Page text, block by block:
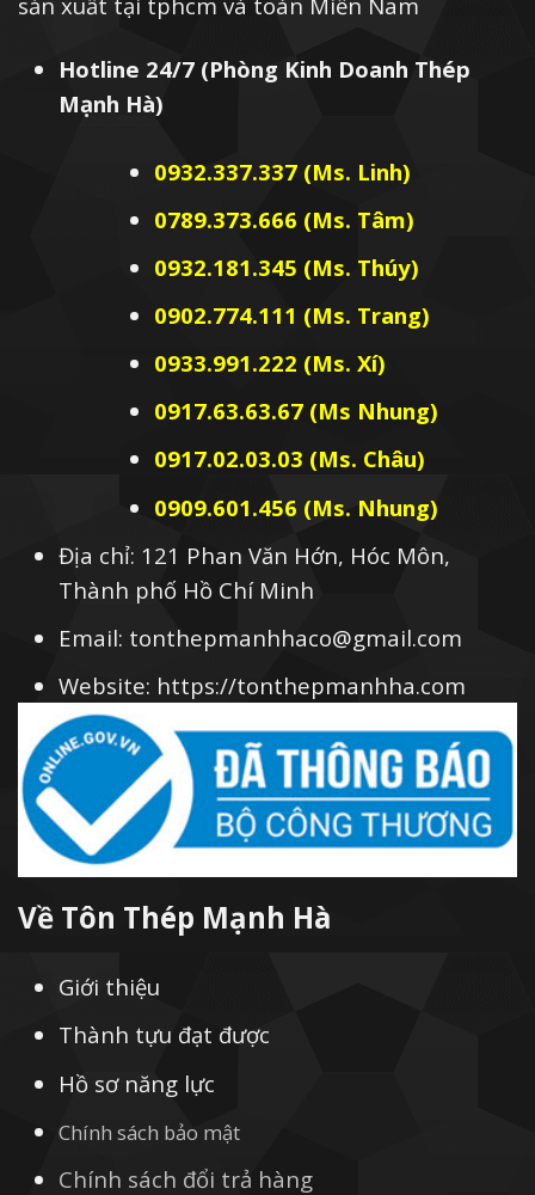
Hotline 24/7 (Phòng Kinh Doanh Thép
Mạnh Hà)
0932.337.337 (Ms. Linh)
0789.373.666 (Ms. Tâm)
0932.181.345 (Ms. Thúy)
0902.774.111 (Ms. Trang)
0933.991.222 (Ms. Xí)
0917.63.63.67 (Ms Nhung)
0917.02.03.03 (Ms. Châu)
0909.601.456 (Ms. Nhung)
Địa chỉ: 121 Phan Văn Hớn, Hóc Môn,
Thành phố Hồ Chí Minh
Email: tonthepmanhhaco@gmail.com
Website: https://tonthepmanhha.com
Về Tôn Thép Mạnh Hà
Giới thiệu
Thành tựu đạt được
Hồ sơ năng lực
Chính sách bảo mật
Chính sách đổi trả hàng